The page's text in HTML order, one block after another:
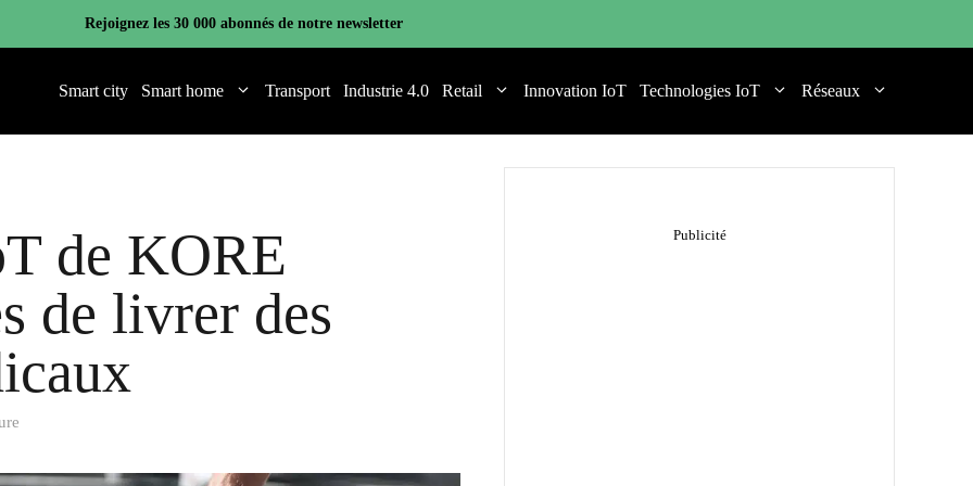
Rejoignez les 30 000 abonnés de notre newsletter
Smart city Smart home Transport Industrie 4.0 Retail Innovation IoT Technologies IoT Réseaux
de KORE
de livrer des